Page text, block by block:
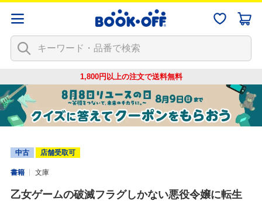
1,800円以上の注文で送料無料
中古 店舗受取可
書籍 文庫
乙女ゲームの破滅フラグしかない悪役令嬢に転生